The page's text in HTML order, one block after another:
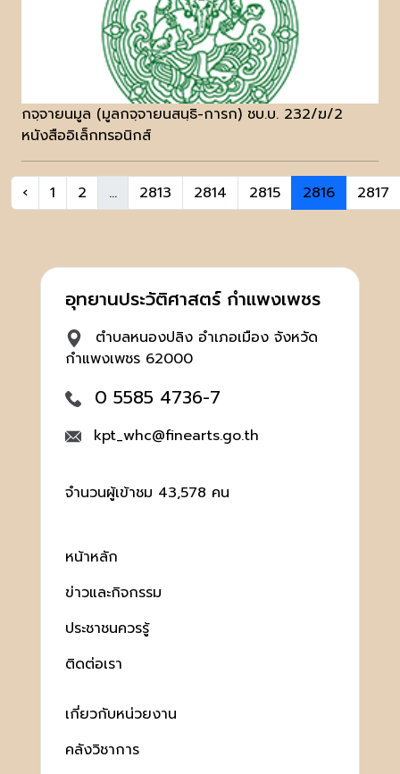
กจฺจายนมูล (มูลกจฺจายนสนฺธิ-การก) ชบ.บ. 232/ฆ/2
หนังสืออิเล็กทรอนิกส์
‹ 1 2 ... 2813 2814 2815 2816 2817
อุทยานประวัติศาสตร์ กำแพงเพชร
ตำบลหนองปลิง อำเภอเมือง จังหวัด
กำแพงเพชร 62000
0 5585 4736-7
kpt_whc@finearts.go.th
จำนวนผู้เข้าชม 43,578 คน
หน้าหลัก
ข่าวและกิจกรรม
ประชาชนควรรู้
ติดต่อเรา
เกี่ยวกับหน่วยงาน
คลังวิชาการ